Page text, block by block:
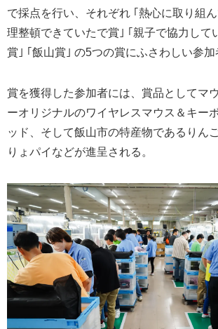
で採点を行い、それぞれ ｢熱心に取り組
理整頓できていたで賞｣ ｢親子で協力して
賞｣ ｢飯山賞｣ の5つの賞にふさわしい参加
賞を獲得した参加者には、賞品としてマ
ーオリジナルのワイヤレスマウス＆キー
ッド、そして飯山市の特産物であるりん
りょパイなどが進呈される。